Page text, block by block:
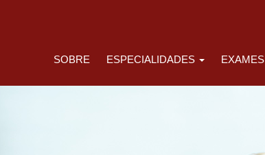
SOBRE ESPECIALIDADES EXAMES